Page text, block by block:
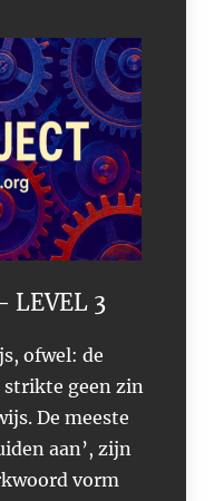
LEVEL 3
ofwel: de
geen zin
De meeste
aan’, zijn
vorm